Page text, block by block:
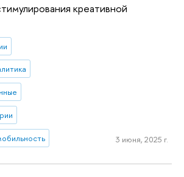
креативной
3 июня, 2025 г.